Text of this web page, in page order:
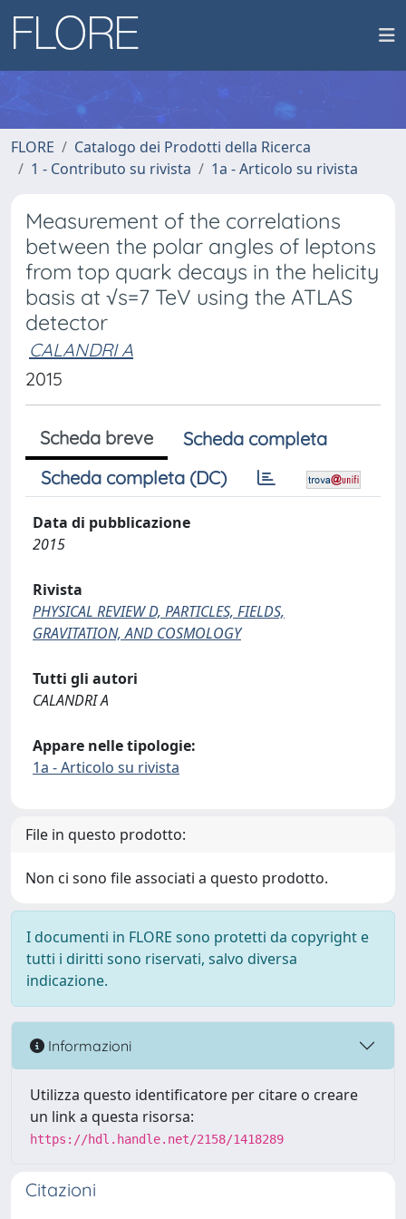
FLORE
Catalogo dei Prodotti della Ricerca
1 - Contributo su rivista
1a - Articolo su rivista
Measurement of the correlations
between the polar angles of leptons
from top quark decays in the helicity
basis at √s=7 TeV using the ATLAS
detector
CALANDRI A
2015
Scheda breve
Scheda completa
Scheda completa (DC)
Data di pubblicazione
2015
Rivista
PHYSICAL REVIEW D, PARTICLES, FIELDS,
GRAVITATION, AND COSMOLOGY
Tutti gli autori
CALANDRI A
Appare nelle tipologie:
1a - Articolo su rivista
File in questo prodotto:
Non ci sono file associati a questo prodotto.
I documenti in FLORE sono protetti da copyright e
tutti i diritti sono riservati, salvo diversa
indicazione.
Informazioni
Utilizza questo identificatore per citare o creare
un link a questa risorsa:
https://hdl.handle.net/2158/1418289
Citazioni